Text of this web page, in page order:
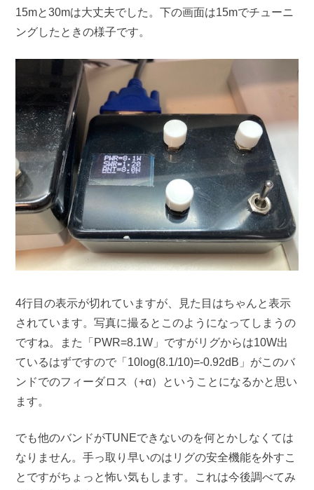
15mと30mは大丈夫でした。下の画面は15mでチューニ
ングしたときの様子です。
4行目の表示が切れていますが、見た目はちゃんと表示
されています。写真に撮るとこのようになってしまうの
ですね。また「PWR=8.1W」ですがリグからは10W出
ているはずですので「10log(8.1/10)=-0.92dB」がこのバ
ンドでのフィーダロス（+α）ということになるかと思い
ます。
でも他のバンドがTUNEできないのを何とかしなくては
なりません。手っ取り早いのはリグの安全機能を外すこ
とですがちょっと怖い気もします。これは今後調べてみ